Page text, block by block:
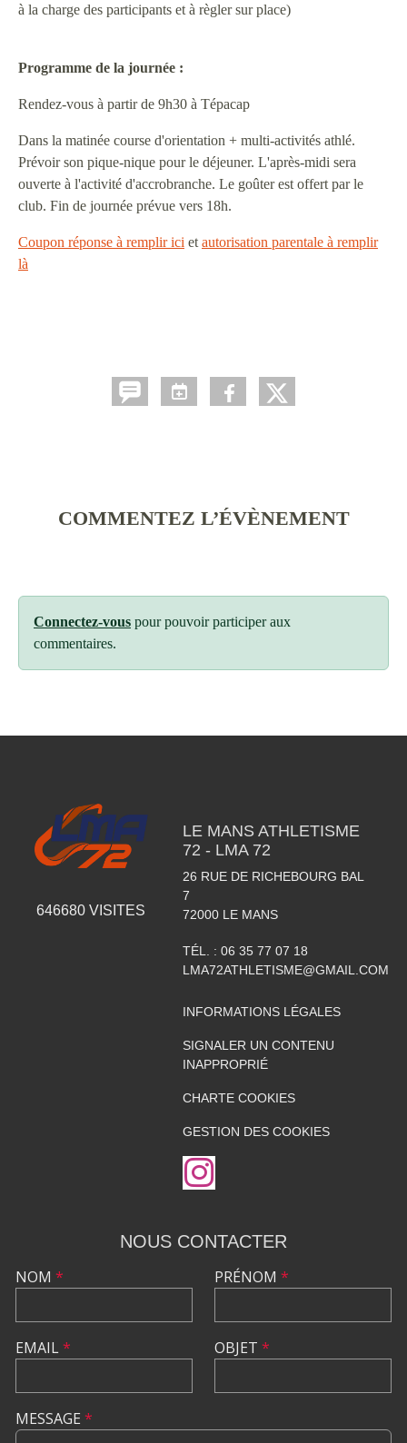
à la charge des participants et à règler sur place)
Programme de la journée :
Rendez-vous à partir de 9h30 à Tépacap
Dans la matinée course d'orientation + multi-activités athlé.
Prévoir son pique-nique pour le déjeuner. L'après-midi sera
ouverte à l'activité d'accrobranche. Le goûter est offert par le
club. Fin de journée prévue vers 18h.
Coupon réponse à remplir ici et autorisation parentale à remplir
là
COMMENTEZ L’ÉVÈNEMENT
Connectez-vous pour pouvoir participer aux
commentaires.
646680 VISITES
LE MANS ATHLETISME
72 - LMA 72
26 RUE DE RICHEBOURG BAL
7
72000 LE MANS
TÉL. : 06 35 77 07 18
LMA72ATHLETISME@GMAIL.COM
INFORMATIONS LÉGALES
SIGNALER UN CONTENU
INAPPROPRIÉ
CHARTE COOKIES
GESTION DES COOKIES
NOUS CONTACTER
NOM *
EMAIL*
PRÉNOM *
OBJET *
MESSAGE *